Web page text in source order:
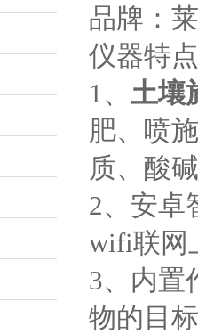
品牌：
仪器特
1、 土壤
肥、喷
质、酸
2、安卓
wifi联网
3、内置
物的目